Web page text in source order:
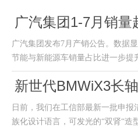
广汽集团1-7月销
广汽集团发布7月产销公告。数据
节能与新能源车销量占比进一步提
新世代BMWiX3长
日前，我们在工信部最新一批申
族化设计语言，可发光的“双肾“造